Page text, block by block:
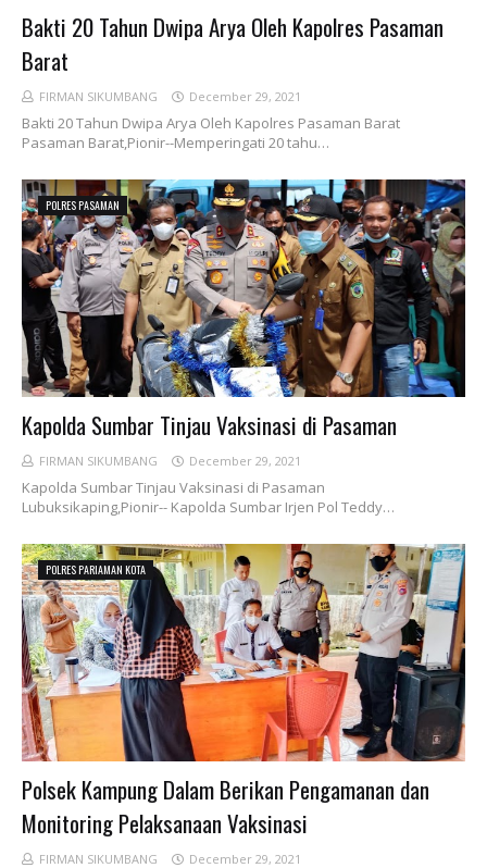
Bakti 20 Tahun Dwipa Arya Oleh Kapolres Pasaman
Barat
FIRMAN SIKUMBANG December 29, 2021
Bakti 20 Tahun Dwipa Arya Oleh Kapolres Pasaman Barat
Pasaman Barat,Pionir--Memperingati 20 tahu…
POLRES PASAMAN
Kapolda Sumbar Tinjau Vaksinasi di Pasaman
FIRMAN SIKUMBANG December 29, 2021
Kapolda Sumbar Tinjau Vaksinasi di Pasaman
Lubuksikaping,Pionir-- Kapolda Sumbar Irjen Pol Teddy…
POLRES PARIAMAN KOTA
Polsek Kampung Dalam Berikan Pengamanan dan
Monitoring Pelaksanaan Vaksinasi
FIRMAN SIKUMBANG December 29, 2021